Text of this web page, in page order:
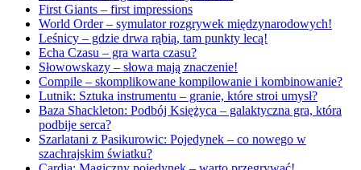
First Giants – first impressions
World Order – symulator rozgrywek międzynarodowych!
Leśnicy – gdzie drwa rąbią, tam punkty lecą!
Echa Czasu – gra warta czasu?
Słowowskazy – słowa mają znaczenie!
Compile – skomplikowane kompilowanie i kombinowanie?
Lutnik: Sztuka instrumentu – granie, które stroi umysł?
Baza Shackleton: Podbój Księżyca – galaktyczna gra, która
podbije serca?
Szarlatani z Pasikurowic: Pojedynek – co nowego w
szachrajskim światku?